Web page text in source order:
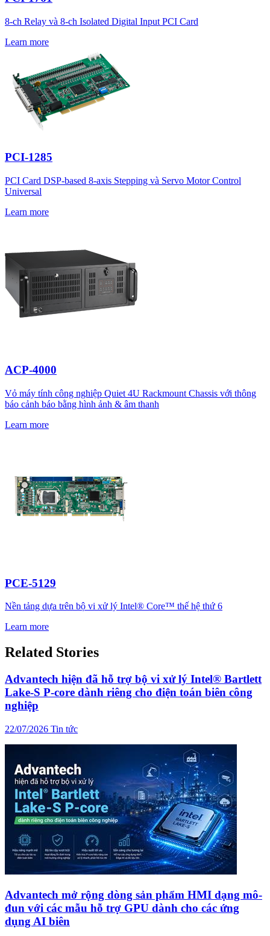
8-ch Relay và 8-ch Isolated Digital Input PCI Card
Learn more
PCI-1285
PCI Card DSP-based 8-axis Stepping và Servo Motor Control
Universal
Learn more
ACP-4000
Vỏ máy tính công nghiệp Quiet 4U Rackmount Chassis với thông
báo cảnh báo bằng hình ảnh & âm thanh
Learn more
PCE-5129
Nền tảng dựa trên bộ vi xử lý Intel® Core™ thế hệ thứ 6
Learn more
Related Stories
Advantech hiện đã hỗ trợ bộ vi xử lý Intel® Bartlett
Lake-S P-core dành riêng cho điện toán biên công
nghiệp
22/07/2026 Tin tức
Advantech mở rộng dòng sản phẩm HMI dạng mô-
đun với các mẫu hỗ trợ GPU dành cho các ứng
dụng AI biên